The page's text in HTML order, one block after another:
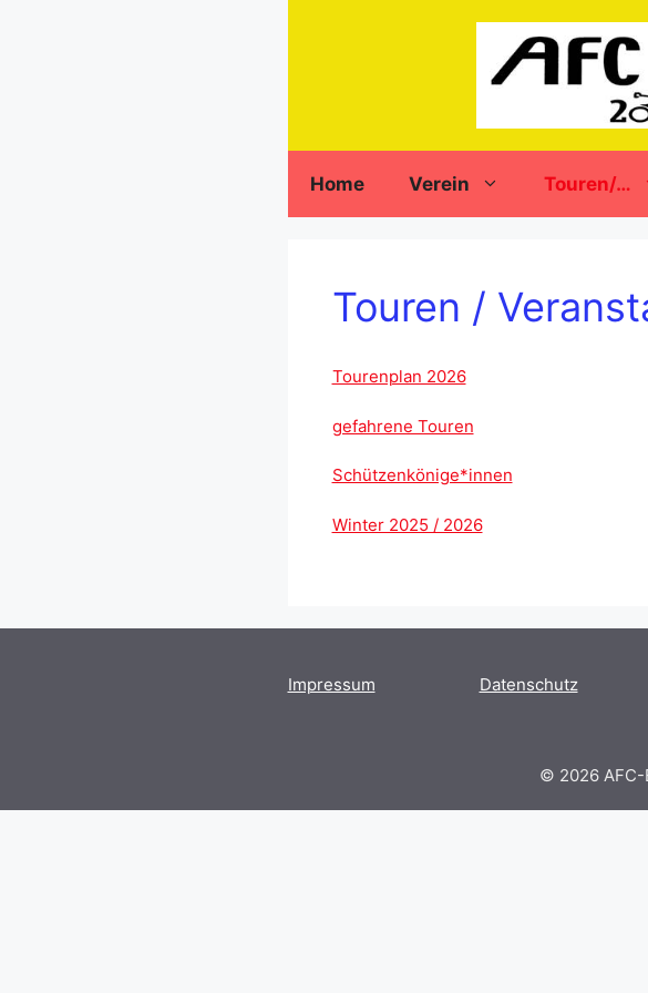
Home Verein Touren/…
Touren /
Tourenplan 2026
gefahrene Touren
Schützenkönige*innen
Winter 2025 / 2026
Impressum Datenschutz
© 2026 AFC-